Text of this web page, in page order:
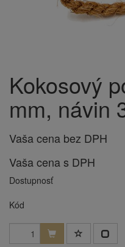
Kokosový
mm, návin
Vaša cena bez DPH
Vaša cena s DPH
Dostupnosť
Kód